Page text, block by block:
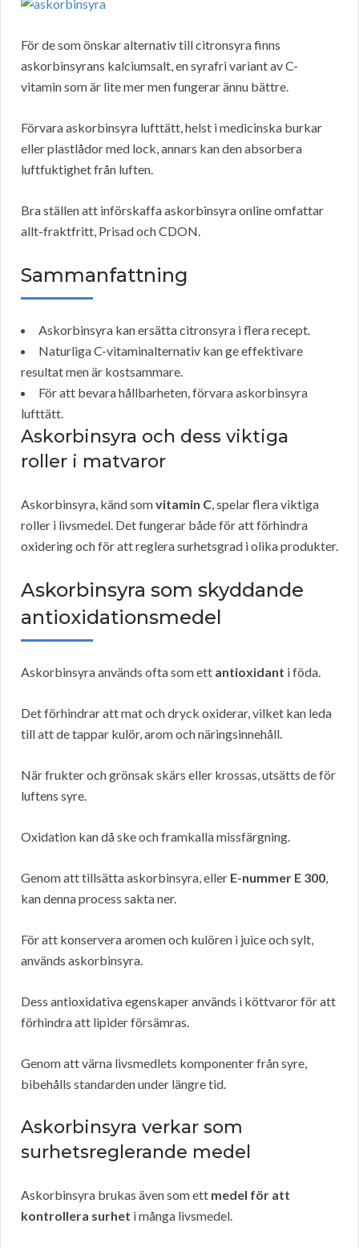
För de som önskar alternativ till citronsyra finns
askorbinsyrans kalciumsalt, en syrafri variant av C-
vitamin som är lite mer men fungerar ännu bättre.
Förvara askorbinsyra lufttätt, helst i medicinska burkar
eller plastlådor med lock, annars kan den absorbera
luftfuktighet från luften.
Bra ställen att införskaffa askorbinsyra online omfattar
allt-fraktfritt, Prisad och CDON.
Sammanfattning
Askorbinsyra kan ersätta citronsyra i flera recept.
Naturliga C-vitaminalternativ kan ge effektivare
resultat men är kostsammare.
För att bevara hållbarheten, förvara askorbinsyra
lufttätt.
Askorbinsyra och dess viktiga
roller i matvaror
Askorbinsyra, känd somvitamin C, spelar flera viktiga
roller i livsmedel. Det fungerar både för att förhindra
oxidering och för att reglera surhetsgrad i olika produkter.
Askorbinsyra som skyddande
antioxidationsmedel
Askorbinsyra används ofta som ett antioxidant i föda.
Det förhindrar att mat och dryck oxiderar, vilket kan leda
till att de tappar kulör, arom och näringsinnehåll.
När frukter och grönsak skärs eller krossas, utsätts de för
luftens syre.
Oxidation kan då ske och framkalla missfärgning.
Genom att tillsätta askorbinsyra, eller E-nummer E 300,
kan denna process sakta ner.
För att konservera aromen och kulören i juice och sylt,
används askorbinsyra.
Dess antioxidativa egenskaper används i köttvaror för att
förhindra att lipider försämras.
Genom att värna livsmedlets komponenter från syre,
bibehålls standarden under längre tid.
Askorbinsyra verkar som
surhetsreglerande medel
Askorbinsyra brukas även som ett medel för att
kontrollera surhet i många livsmedel.